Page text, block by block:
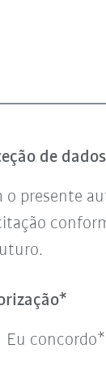
de dados
o presente
Eu concordo